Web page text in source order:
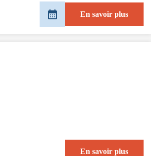
En savoir plus
En savoir plus